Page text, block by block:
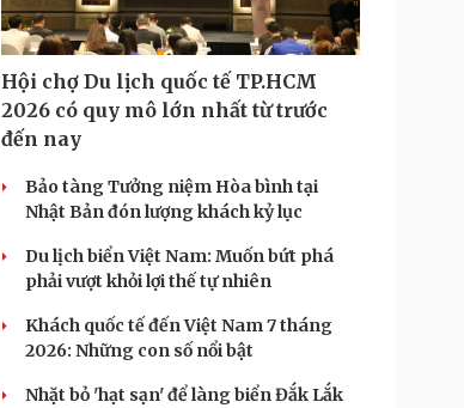
Hội chợ Du lịch quốc tế TP.HCM
2026 có quy mô lớn nhất từ trước
đến nay
Bảo tàng Tưởng niệm Hòa bình tại
Nhật Bản đón lượng khách kỷ lục
Du lịch biển Việt Nam: Muốn bứt phá
phải vượt khỏi lợi thế tự nhiên
Khách quốc tế đến Việt Nam 7 tháng
2026: Những con số nổi bật
Nhặt bỏ 'hạt sạn' để làng biển Đắk Lắk